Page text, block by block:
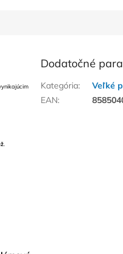
Dodatočné
Kategória:
Veľké
EAN: